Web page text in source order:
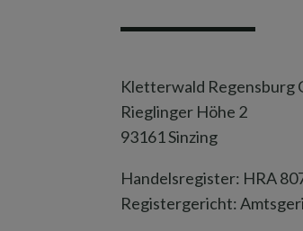
Kletterwald Regensburg
Rieglinger Höhe 2
93161 Sinzing
Handelsregister: HRA
Registergericht: